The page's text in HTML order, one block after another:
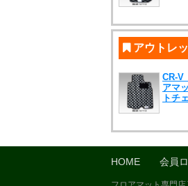
アウトレ
CR-V
アマ
トチ
HOME 会員